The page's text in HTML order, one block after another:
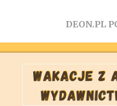
DEON.PL